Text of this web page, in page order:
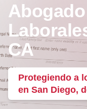
CA
Protegiendo a
en San Diego,